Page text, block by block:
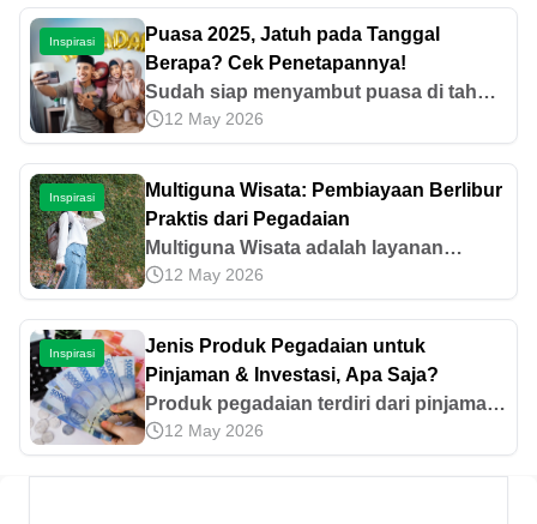
Inspirasi
Puasa 2025, Jatuh pada Tanggal
Berapa? Cek Penetapannya!
Sudah siap menyambut puasa di tahun
2025 ini? Catat tanggal dimulainya
bulan Ramadan 2025 berdasarkan
prediksi pemerintah dan organisasi
Islam di sini.
12 May 2026
Inspirasi
Multiguna Wisata: Pembiayaan Berlibur
Praktis dari Pegadaian
Multiguna Wisata adalah layanan
pembiayaan dari Pegadaian untuk
memenuhi kebutuhan berlibur di dalam
negeri maupun ke luar negeri. Yuk, cari
tahu di sini!
12 May 2026
Inspirasi
Jenis Produk Pegadaian untuk
Pinjaman & Investasi, Apa Saja?
Produk pegadaian terdiri dari pinjaman
gadai, non gadai, dan layanan jasa.
Ketahui berbagai layanannya sesuai
12 May 2026